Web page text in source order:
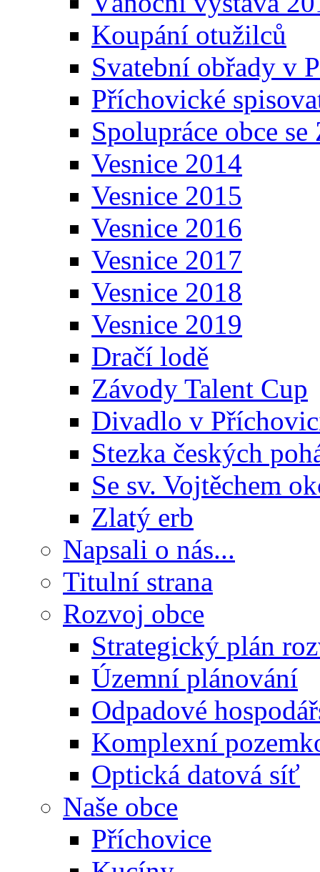
Koupání otužilců
Svatební obřady v
Příchovické
Spolupráce obce
Vesnice 2014
Vesnice 2015
Vesnice 2016
Vesnice 2017
Vesnice 2018
Vesnice 2019
Dračí lodě
Závody Talent Cup
Divadlo v
Stezka českých
Se sv. Vojtěchem
Zlatý erb
Napsali o nás...
Titulní strana
Rozvoj obce
Strategický plán
Územní plánování
Odpadové
Komplexní
Optická datová síť
Naše obce
Příchovice